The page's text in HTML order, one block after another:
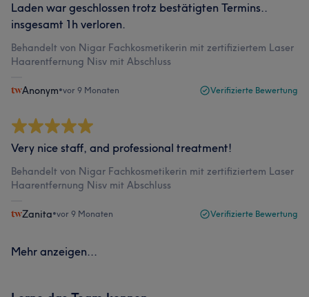
Laden war geschlossen trotz bestätigten Termins..
insgesamt 1h verloren.
Behandelt von Nigar Fachkosmetikerin mit zertifiziertem Laser
Haarentfernung Nisv mit Abschluss
Anonym•vor 9 Monaten Verifizierte Bewertung
Very nice staff, and professional treatment!
Behandelt von Nigar Fachkosmetikerin mit zertifiziertem Laser
Haarentfernung Nisv mit Abschluss
Zanita•vor 9 Monaten Verifizierte Bewertung
Mehr anzeigen...